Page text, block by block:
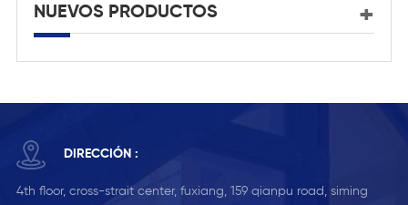
NUEVOS PRODUCTOS
DIRECCIÓN :
4th floor, cross-strait center, fuxiang, 159 qianpu road, siming